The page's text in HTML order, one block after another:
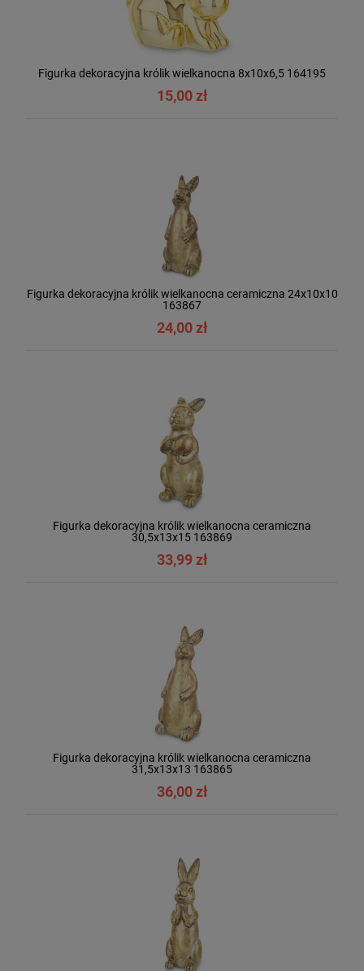
Figurka dekoracyjna królik wielkanocna 8x10x6,5 164195
15,00 zł
Figurka dekoracyjna królik wielkanocna ceramiczna 24x10x10
163867
24,00 zł
Figurka dekoracyjna królik wielkanocna ceramiczna
30,5x13x15 163869
33,99 zł
Figurka dekoracyjna królik wielkanocna ceramiczna
31,5x13x13 163865
36,00 zł